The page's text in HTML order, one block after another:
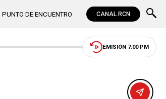
PUNTO DE ENCUENTRO CANAL RCN
EMISIÓN 7:00 PM